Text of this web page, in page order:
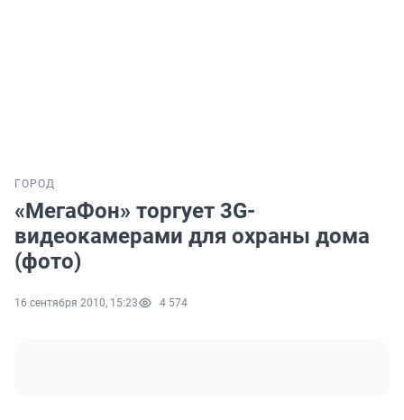
ГОРОД
«МегаФон» торгует 3G-
видеокамерами для охраны дома
(фото)
16 сентября 2010, 15:23 4 574